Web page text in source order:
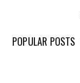
POPULAR POSTS